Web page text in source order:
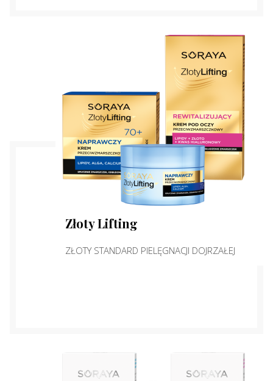
Złoty Lifting
ZŁOTY STANDARD PIELĘGNACJI DOJRZAŁEJ